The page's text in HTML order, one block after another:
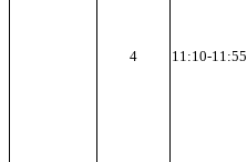
4 11:10-11:55